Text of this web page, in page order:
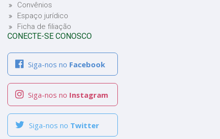
Convênios
Espaço jurídico
Ficha de filiação
CONECTE-SE CONOSCO
Siga-nos no Facebook
Siga-nos no Instagram
Siga-nos no Twitter